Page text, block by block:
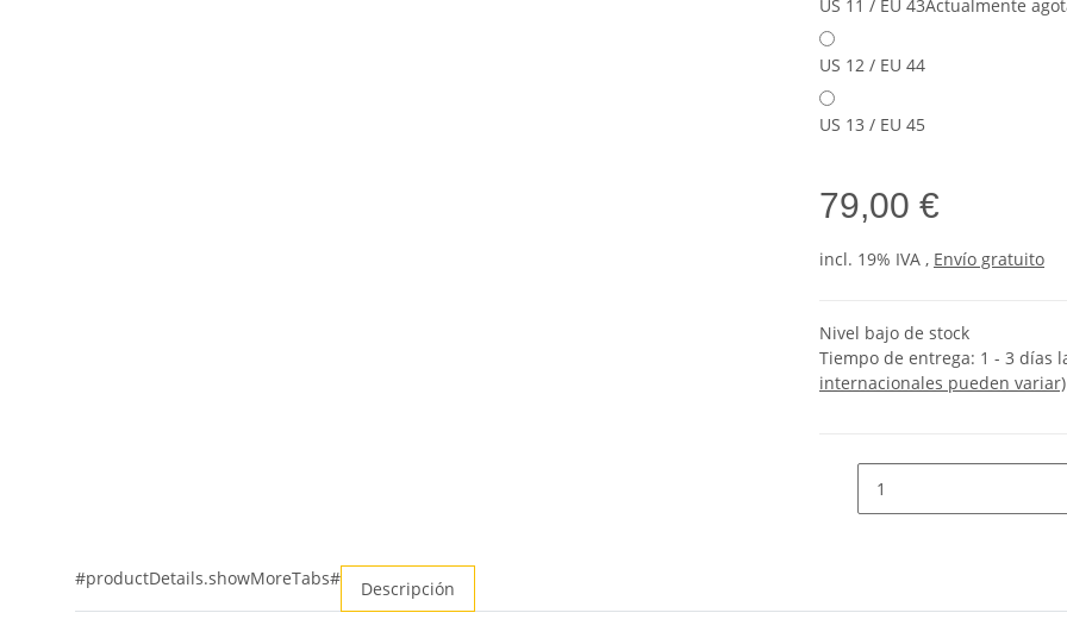
US 11 / EU 43Actualmente
US 12 / EU 44
US 13 / EU 45
79,00 €
incl. 19% IVA , Envío gratuito
Nivel bajo de stock
Tiempo de entrega: 1 - 3 días
internacionales pueden variar)
#productDetails.showMoreTabs# Descripción